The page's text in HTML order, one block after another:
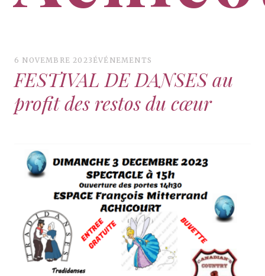
6 NOVEMBRE 2023 ÉVÉNEMENTS
FESTIVAL DE DANSES au
profit des restos du cœur